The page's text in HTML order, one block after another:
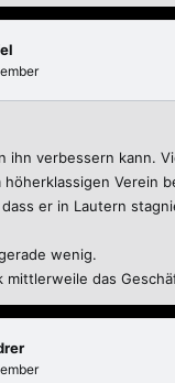
ihn verbessern kann.
Verein
er in Lautern
wenig.
mittlerweile das